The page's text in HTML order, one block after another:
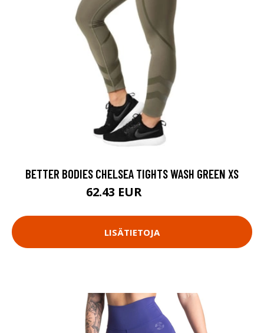
BETTER BODIES CHELSEA TIGHTS WASH GREEN XS
62.43 EUR
LISÄTIETOJA